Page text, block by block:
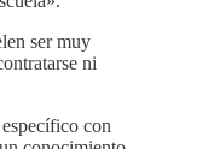
ser muy
ni
con